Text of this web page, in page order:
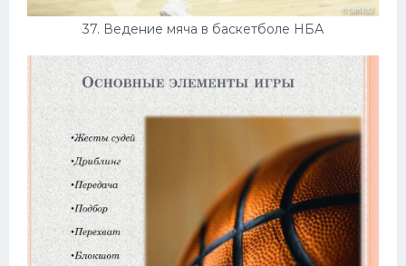
37. Ведение мяча в баскетболе НБА